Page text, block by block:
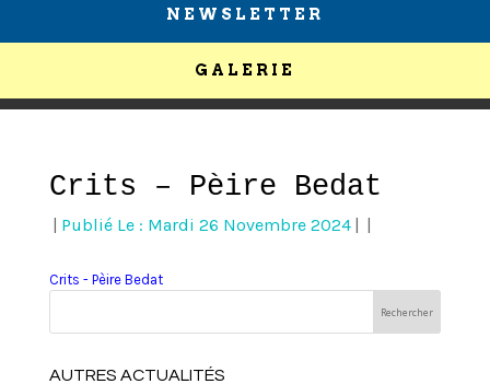
NEWSLETTER
GALERIE
Crits – Pèire Bedat
Publié Le : Mardi 26 Novembre 2024
Crits - Pèire Bedat
AUTRES ACTUALITÉS